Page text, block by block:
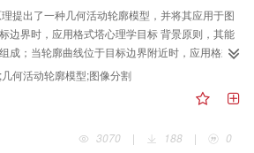
提出了一种几何活动轮廓模型，并将其应用于图
边界时，应用格式塔心理学目标 背景原则，其能
成；当轮廓曲线位于目标边界附近时，应用格式
函数主要由区域内一致性组成。该模型符合知觉
一般形式，且融合图像区域信息和边界信息。通
实验，其结果表明，该模型对模糊边界图像的自
达到满意的分割效果。将该模型应用到多目标的
性完成将细胞质从细胞核和体液两种不同背景中
何活动轮廓模型;图像分割
3070
| 188 | 0